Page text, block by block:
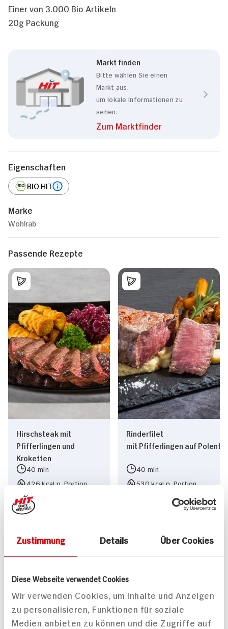
Zustimmung Details Über Cookies
Diese Webseite verwendet Cookies
Wir verwenden Cookies, um Inhalte und Anzeigen
zu personalisieren, Funktionen für soziale
Medien anbieten zu können und die Zugriffe auf
Einer von 3.000 Bio Artikeln
20g Packung
Markt finden
Bitte wählen Sie einen
Markt aus,
um lokale Informationen zu
sehen.
Zum Marktfinder
Eigenschaften
BIO HIT
Marke
Wohlrab
Passende Rezepte
Hirschsteak mit
Pfifferlingen und
Kroketten
40 min
426 kcal p. Portion
Leicht
Rinderfilet
mit Pfifferlingen auf Polenta
40 min
530 kcal p. Portion
Kürbispürree und
mit Zwiebelsauce, frischen
185 min